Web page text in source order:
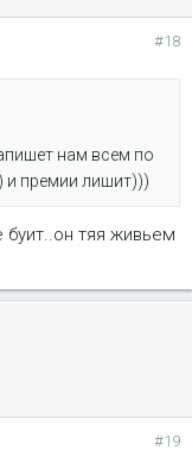
#18
нам всем по
и премии лишит)))
тяя живьем
#19